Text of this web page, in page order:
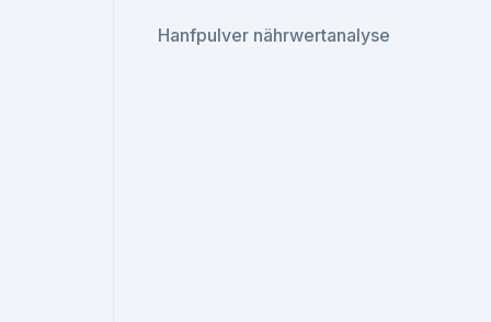
Hanfpulver nährwertanalyse